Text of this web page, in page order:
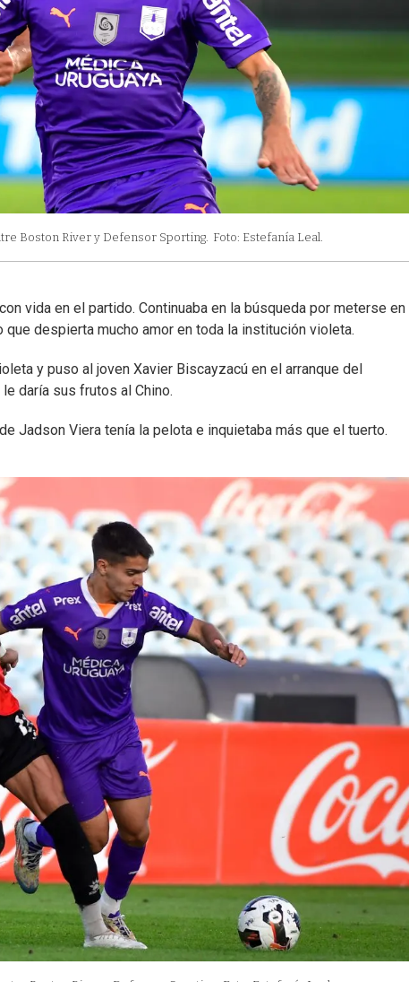
Boston River y Defensor Sporting. Foto: Estefanía Leal.
vida en el partido. Continuaba en la búsqueda por meterse en
que despierta mucho amor en toda la institución violeta.
y puso al joven Xavier Biscayzacú en el arranque del
daría sus frutos al Chino.
Jadson Viera tenía la pelota e inquietaba más que el tuerto.